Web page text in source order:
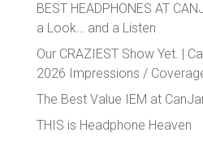
BEST HEADPHONES AT
a Look… and a Listen
Our CRAZIEST Show Yet. |
2026 Impressions /
The Best Value IEM at
THIS is Headphone Heaven